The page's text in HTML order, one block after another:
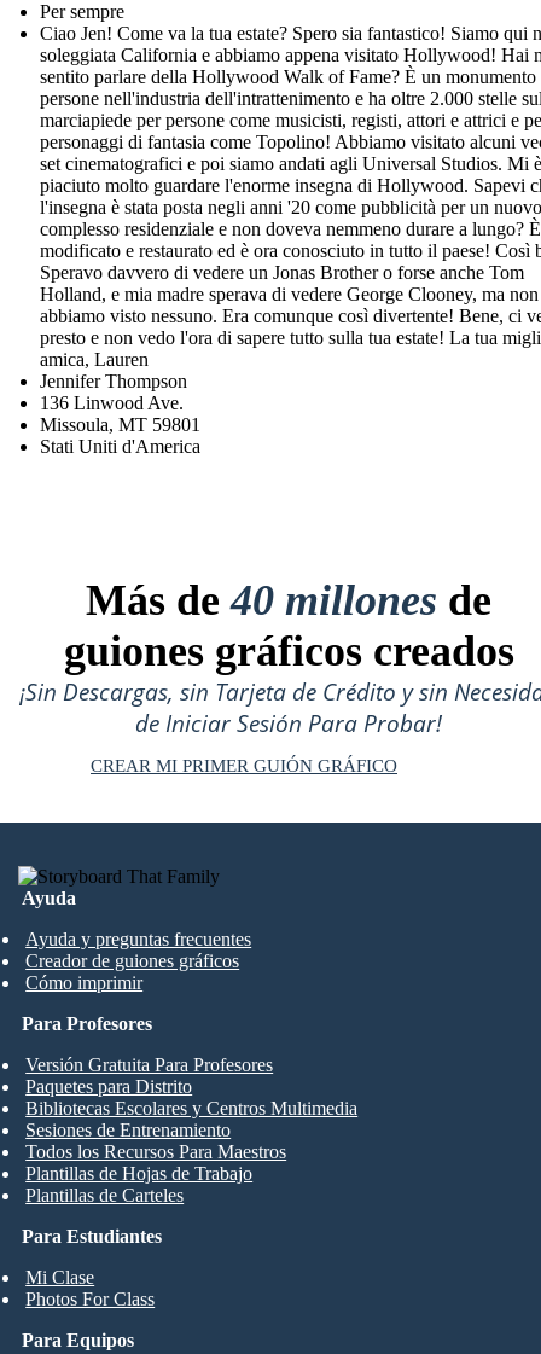
Per sempre
Ciao Jen! Come va la tua estate? Spero sia fantastico! Siamo qui
soleggiata California e abbiamo appena visitato Hollywood! Hai
sentito parlare della Hollywood Walk of Fame? È un monumento
persone nell'industria dell'intrattenimento e ha oltre 2.000 stelle
marciapiede per persone come musicisti, registi, attori e attrici e
personaggi di fantasia come Topolino! Abbiamo visitato alcuni
set cinematografici e poi siamo andati agli Universal Studios. Mi è
piaciuto molto guardare l'enorme insegna di Hollywood. Sapevi
l'insegna è stata posta negli anni '20 come pubblicità per un nuovo
complesso residenziale e non doveva nemmeno durare a lungo?
modificato e restaurato ed è ora conosciuto in tutto il paese! Così
Speravo davvero di vedere un Jonas Brother o forse anche Tom
Holland, e mia madre sperava di vedere George Clooney, ma non
abbiamo visto nessuno. Era comunque così divertente! Bene, ci
presto e non vedo l'ora di sapere tutto sulla tua estate! La tua
amica, Lauren
Jennifer Thompson
136 Linwood Ave.
Missoula, MT 59801
Stati Uniti d'America
Más de40 millones de
guiones gráficos creados
¡Sin Descargas, sin Tarjeta de Crédito y sin
de Iniciar Sesión Para Probar!
CREAR MI PRIMER GUIÓN GRÁFICO
Ayuda
Ayuda y preguntas frecuentes
Creador de guiones gráficos
Cómo imprimir
Para Estudiantes
Mi Clase
Photos For Class
Para Profesores
Versión Gratuita Para Profesores
Paquetes para Distrito
Bibliotecas Escolares y Centros Multimedia
Sesiones de Entrenamiento
Todos los Recursos Para Maestros
Plantillas de Hojas de Trabajo
Plantillas de Carteles
Para Equipos